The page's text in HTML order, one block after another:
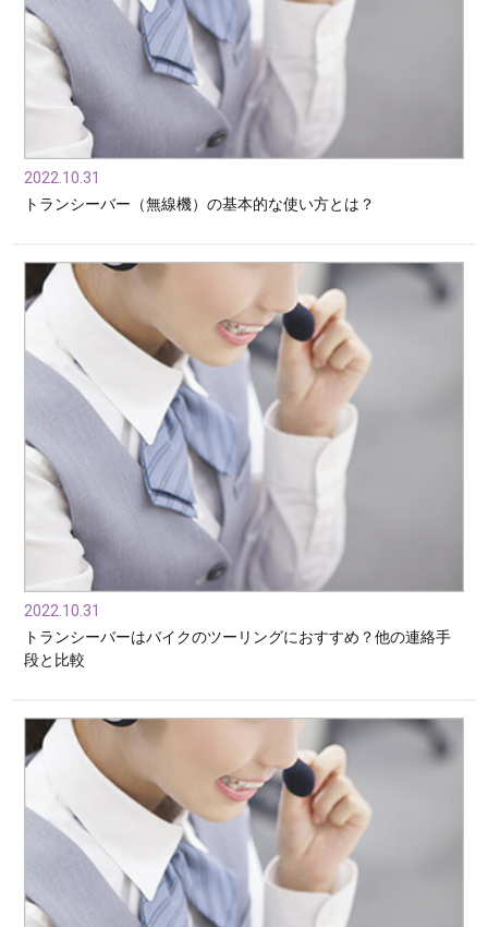
2022.10.31
トランシーバー（無線機）の基本的な使い方とは？
2022.10.31
トランシーバーはバイクのツーリングにおすすめ？他の連絡手
段と比較